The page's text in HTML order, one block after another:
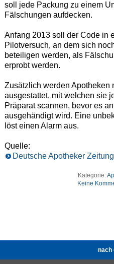
soll jede Packung zu einem
Fälschungen aufdecken.
Anfang 2013 soll der Code in
Pilotversuch, an dem sich
beteiligen werden, als
erprobt werden.
Zusätzlich werden Apotheken
ausgestattet, mit welchen sie
Präparat scannen, bevor es
ausgehändigt wird. Eine
löst einen Alarm aus.
Quelle:
Deutsche Apotheker Zeitung
Kategorie:
Keine
nach